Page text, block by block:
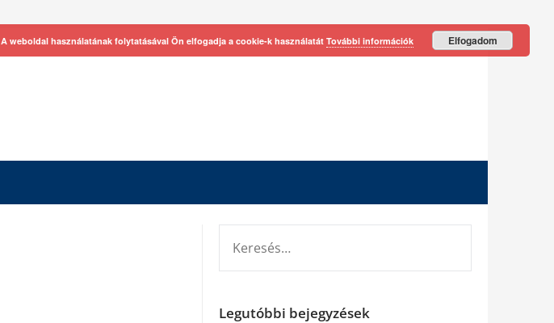
Legutóbbi bejegyzések
A weboldal használatának folytatásával Ön elfogadja a cookie-k használatát További információk Elfogadom